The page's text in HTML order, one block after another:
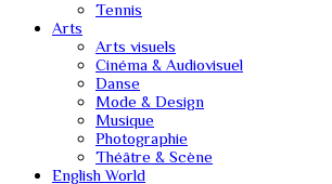
Tennis
Arts
Arts visuels
Cinéma & Audiovisuel
Danse
Mode & Design
Musique
Photographie
Théâtre & Scène
English World